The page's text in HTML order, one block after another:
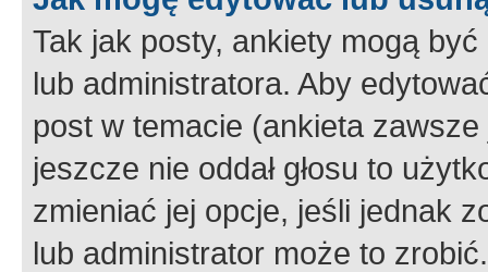
Tak jak posty, ankiety mogą
lub administratora. Aby
post w temacie (ankieta
jeszcze nie oddał głosu to
zmieniać jej opcje, jeśli jednak
lub administrator może to